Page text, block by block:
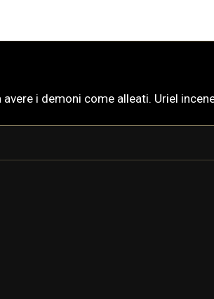
i demoni come alleati. Uriel